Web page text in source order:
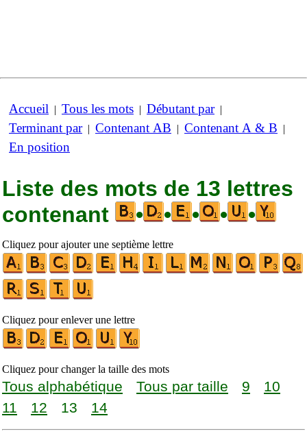
Accueil | Tous les mots | Débutant par|
Terminant par| Contenant AB | Contenant A & B |
En position
Liste des mots de 13 lettres
contenant
• • • • •
Cliquez pour ajouter une septième lettre
Cliquez pour enlever une lettre
Cliquez pour changer la taille des mots
Tous alphabétique Tous par taille 9
10
11
12 13 14